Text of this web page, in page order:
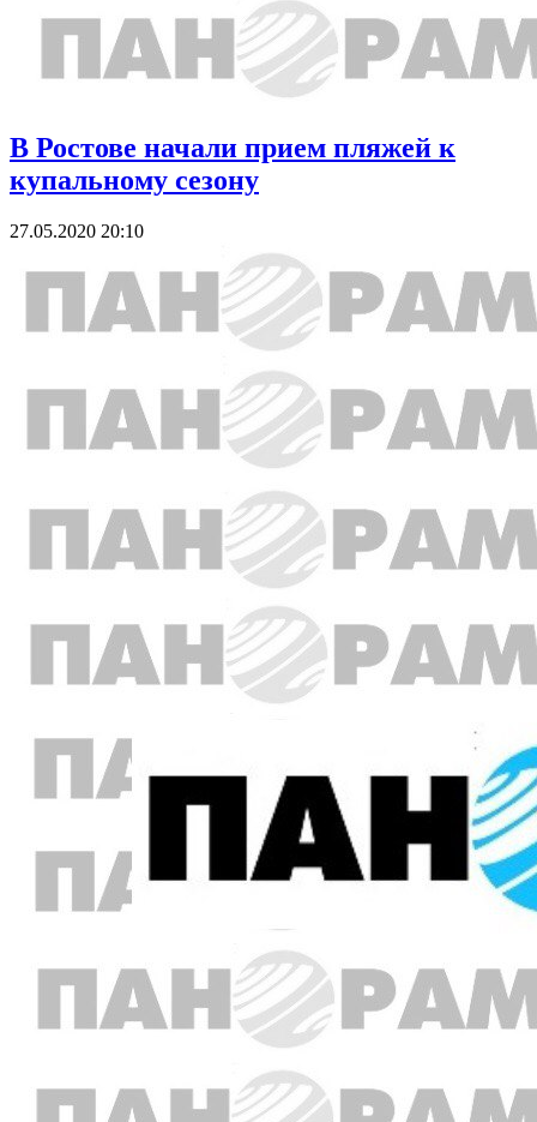
В Ростове начали прием пляжей к
купальному сезону
27.05.2020 20:10